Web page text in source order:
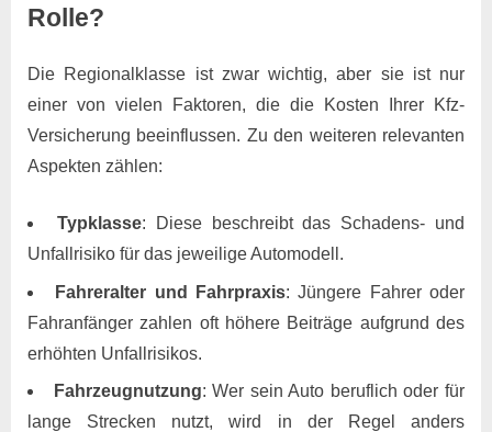
Rolle?
Die Regionalklasse ist zwar wichtig, aber sie ist nur
einer von vielen Faktoren, die die Kosten Ihrer Kfz-
Versicherung beeinflussen. Zu den weiteren relevanten
Aspekten zählen:
Typklasse: Diese beschreibt das Schadens- und
Unfallrisiko für das jeweilige Automodell.
Fahreralter und Fahrpraxis: Jüngere Fahrer oder
Fahranfänger zahlen oft höhere Beiträge aufgrund des
erhöhten Unfallrisikos.
Fahrzeugnutzung: Wer sein Auto beruflich oder für
lange Strecken nutzt, wird in der Regel anders